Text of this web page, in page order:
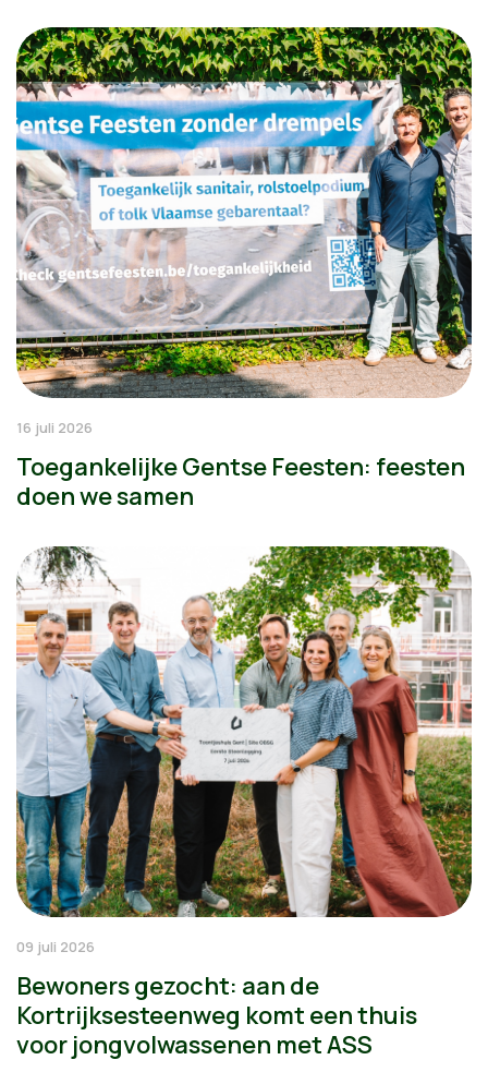
16 juli 2026
Toegankelijke Gentse Feesten: feesten
doen we samen
09 juli 2026
Bewoners gezocht: aan de
Kortrijksesteenweg komt een thuis
voor jongvolwassenen met ASS